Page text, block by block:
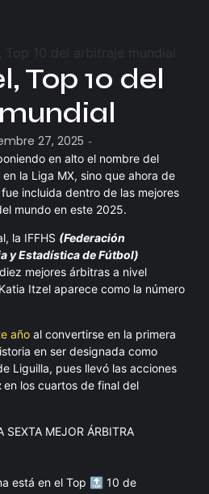
Top 10 del
27, 2025 -
en alto el nombre del
la Liga MX, sino que ahora de
incluida dentro de las mejores
mundo en este 2025.
la IFFHS (Federación
y Estadística de Fútbol)
mejores árbitras a nivel
Itzel aparece como la número
año al convertirse en la primera
en ser designada como
Liguilla, pues llevó las acciones
en los cuartos de final del
SEXTA MEJOR ÁRBITRA
está en el Top 🔝 10 de